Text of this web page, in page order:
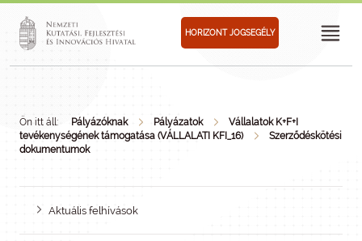
HORIZONT JOGSEGÉLY
Ön itt áll: Pályázóknak Pályázatok
Vállalatok K+F+I
tevékenységének támogatása (VÁLLALATI KFI_16)
Szerződéskötési
dokumentumok
Aktuális felhívások